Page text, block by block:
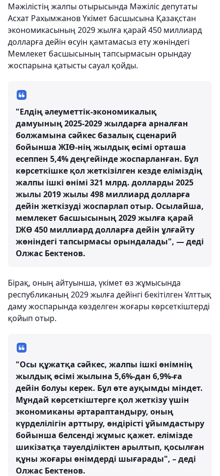
Мәжілістің жалпы отырысында Мәжіліс депутаты
Асхат Рахымжанов Үкімет басшысына Қазақстан
экономикасының 2029 жылға қарай 450 миллиард
долларға дейін өсуін қамтамасыз ету жөніндегі
Мемлекет басшысының тапсырмасын орындау
жоспарына қатысты сауал қойды.
"Елдің әлеуметтік-экономикалық
дамуының 2025-2029 жылдарға арналған
болжамына сәйкес базалық сценарий
бойынша ЖІӨ-нің жылдық өсімі орташа
есеппен 5,4% деңгейінде жоспарланған. Бұл
көрсеткішке қол жеткізілген кезде еліміздің
жалпы ішкі өнімі 321 млрд. долларды 2025
жылы 2019 жылы 498 миллиард долларға
дейін жеткізуді жоспарлап отыр. Осылайша,
мемлекет басшысының 2029 жылға қарай
ІЖӨ 450 миллиард долларға дейін ұлғайту
жөніндегі тапсырмасы орындалады", — деді
Олжас Бектенов.
Бірақ, оның айтуынша, үкімет өз жұмысында
республиканың 2029 жылға дейінгі бекітілген Ұлттық
даму жоспарында көзделген жоғары көрсеткіштерді
қойып отыр.
"Осы құжатқа сәйкес, жалпы ішкі өнімнің
жылдық өсімі жылына 5,6%-дан 6,9%-ға
дейін болуы керек. Бұл өте ауқымды міндет.
Мұндай көрсеткіштерге қол жеткізу үшін
экономиканы әртараптандыру, оның
күрделілігін арттыру, өндірісті ұйымдастыру
бойынша белсенді жұмыс қажет. елімізде
шикізатқа тәуелділіктен арылтып, қосылған
құны жоғары өнімдерді шығарады", – деді
Олжас Бектенов.